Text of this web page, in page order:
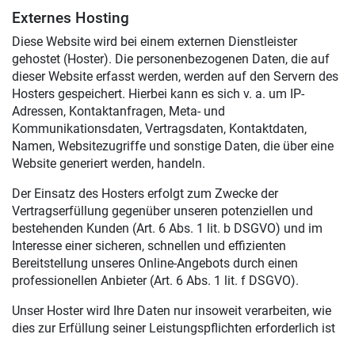
Externes Hosting
Diese Website wird bei einem externen Dienstleister
gehostet (Hoster). Die personenbezogenen Daten, die auf
dieser Website erfasst werden, werden auf den Servern des
Hosters gespeichert. Hierbei kann es sich v. a. um IP-
Adressen, Kontaktanfragen, Meta- und
Kommunikationsdaten, Vertragsdaten, Kontaktdaten,
Namen, Websitezugriffe und sonstige Daten, die über eine
Website generiert werden, handeln.
Der Einsatz des Hosters erfolgt zum Zwecke der
Vertragserfüllung gegenüber unseren potenziellen und
bestehenden Kunden (Art. 6 Abs. 1 lit. b DSGVO) und im
Interesse einer sicheren, schnellen und effizienten
Bereitstellung unseres Online-Angebots durch einen
professionellen Anbieter (Art. 6 Abs. 1 lit. f DSGVO).
Unser Hoster wird Ihre Daten nur insoweit verarbeiten, wie
dies zur Erfüllung seiner Leistungspflichten erforderlich ist